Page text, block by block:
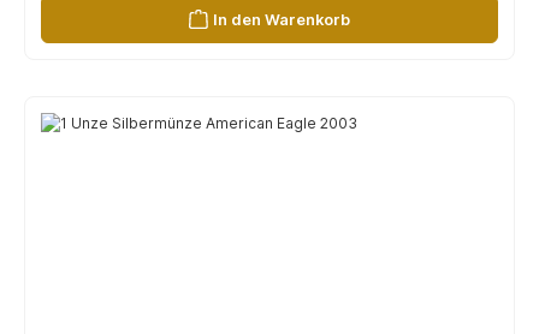
In den Warenkorb